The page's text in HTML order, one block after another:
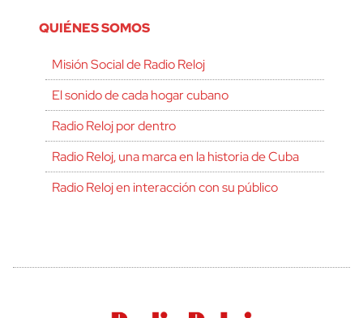
QUIÉNES SOMOS
Misión Social de Radio Reloj
El sonido de cada hogar cubano
Radio Reloj por dentro
Radio Reloj, una marca en la historia de Cuba
Radio Reloj en interacción con su público